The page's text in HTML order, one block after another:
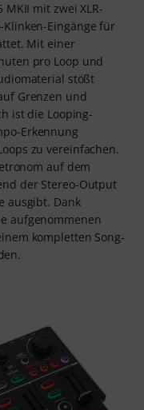
mit zwei XLR-
Eingänge für
Mit einer
pro Loop und
stößt
Grenzen und
ist die Looping-
Erkennung
zu vereinfachen.
auf dem
der Stereo-Output
ausgibt. Dank
aufgenommenen
kompletten Song-